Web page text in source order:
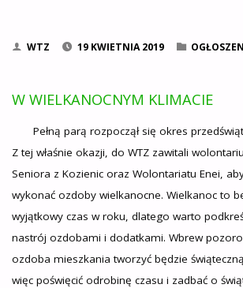
WTZ 19 KWIETNIA 2019
W WIELKANOCNYM KLIMACIE
Pełną parą rozpoczął się okres
Z tej właśnie okazji, do WTZ zawitali
Seniora z Kozienic oraz Wolontariatu Enei,
wykonać ozdoby wielkanocne. Wielkanoc to
wyjątkowy czas w roku, dlatego warto
nastrój ozdobami i dodatkami. Wbrew
ozdoba mieszkania tworzyć będzie
więc poświęcić odrobinę czasu i zadbać o